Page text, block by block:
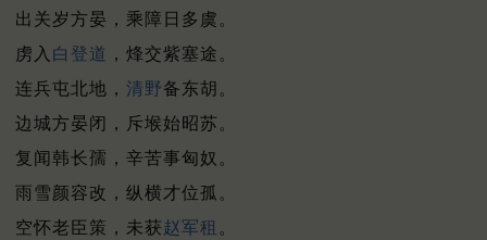
出关岁方晏，乘障日多虞。
虏入 白登道 ，烽交紫塞途。
连兵屯北地， 清野备东胡。
边城方晏闭，斥堠始昭苏。
复闻韩长孺，辛苦事匈奴。
雨雪颜容改，纵横才位孤。
空怀老臣策，未获赵军租 。